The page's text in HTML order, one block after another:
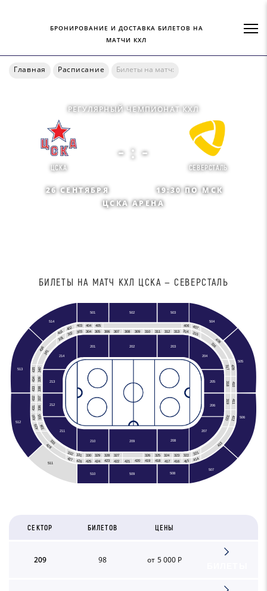
БРОНИРОВАНИЕ И ДОСТАВКА БИЛЕТОВ НА
МАТЧИ КХЛ
Главная Расписание Билеты на матч:
РЕГУЛЯРНЫЙ ЧЕМПИОНАТ КХЛ
ЦСКА
- : -
СЕВЕРСТАЛЬ
26 СЕНТЯБРЯ
19:30 ПО МСК
ЦСКА АРЕНА
БИЛЕТЫ НА МАТЧ КХЛ ЦСКА — СЕВЕРСТАЛЬ
502
501 503
504
505
506
507
508
509
510
511
512
513
514
201 202 203
204
205
206
207
208
209
210
211
212
213
214
429
301
302 303 304 305 306 307 308 309 310 311 312 313 314 315
316
317
318
319
320
321
322
323
324
325
326
327
328
329
330
331
332
333
334
335
336
337
338
339
340
341
401
402 403 404 405 406 407
408
409
410
411
412
413
414
415
416
417
418
419
420
421
422
423
424
425
426
427
428
430
431
432
433
434
435
436
СЕКТОР БИЛЕТОВ ЦЕНЫ
209 98 от 5 000 Р